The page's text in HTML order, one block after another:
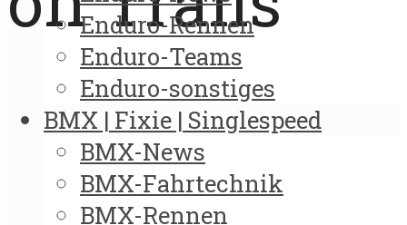
Enduro-Rennen
Enduro-Teams
Enduro-sonstiges
BMX | Fixie | Singlespeed
BMX-News
BMX-Fahrtechnik
BMX-Rennen